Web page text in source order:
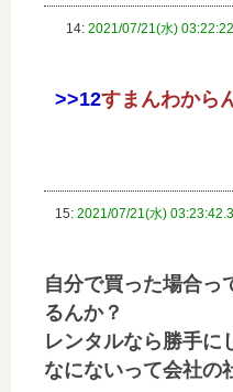
14: 2021/07/21(水)
>>12すまんわから
15: 2021/07/21(水)
自分で買った場合っ
るんか？
レンタルなら勝手に
なにないって会社の